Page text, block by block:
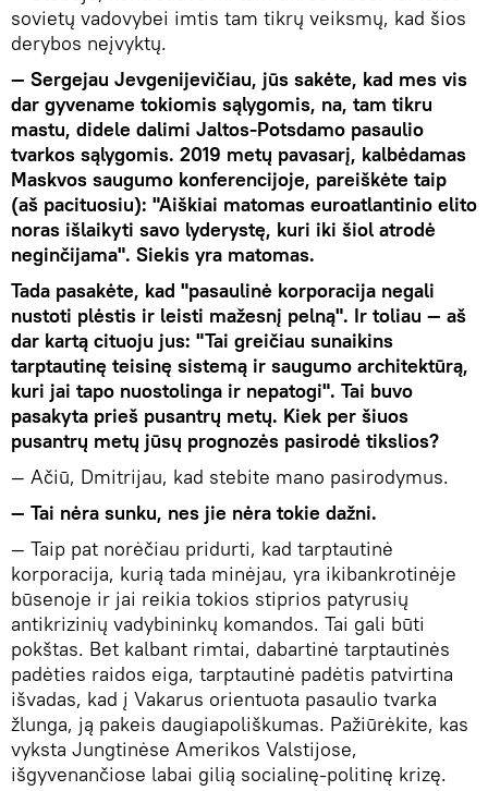
sovietų vadovybei imtis tam tikrų veiksmų, kad šios
derybos neįvyktų.
— Sergejau Jevgenijevičiau, jūs sakėte, kad mes vis
dar gyvename tokiomis sąlygomis, na, tam tikru
mastu, didele dalimi Jaltos-Potsdamo pasaulio
tvarkos sąlygomis. 2019 metų pavasarį, kalbėdamas
Maskvos saugumo konferencijoje, pareiškėte taip
(aš pacituosiu): "Aiškiai matomas euroatlantinio elito
noras išlaikyti savo lyderystę, kuri iki šiol atrodė
neginčijama". Siekis yra matomas.
Tada pasakėte, kad "pasaulinė korporacija negali
nustoti plėstis ir leisti mažesnį pelną". Ir toliau — aš
dar kartą cituoju jus: "Tai greičiau sunaikins
tarptautinę teisinę sistemą ir saugumo architektūrą,
kuri jai tapo nuostolinga ir nepatogi". Tai buvo
pasakyta prieš pusantrų metų. Kiek per šiuos
pusantrų metų jūsų prognozės pasirodė tikslios?
— Ačiū, Dmitrijau, kad stebite mano pasirodymus.
— Tai nėra sunku, nes jie nėra tokie dažni.
— Taip pat norėčiau pridurti, kad tarptautinė
korporacija, kurią tada minėjau, yra ikibankrotinėje
būsenoje ir jai reikia tokios stiprios patyrusių
antikrizinių vadybininkų komandos. Tai gali būti
pokštas. Bet kalbant rimtai, dabartinė tarptautinės
padėties raidos eiga, tarptautinė padėtis patvirtina
išvadas, kad į Vakarus orientuota pasaulio tvarka
žlunga, ją pakeis daugiapoliškumas. Pažiūrėkite, kas
vyksta Jungtinėse Amerikos Valstijose,
išgyvenančiose labai gilią socialinę-politinę krizę.